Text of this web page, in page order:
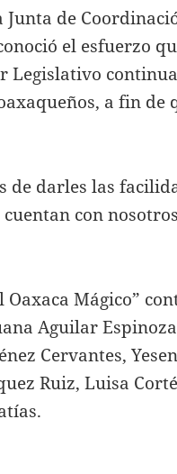
de
el esfuerzo
Legislativo
a fin
de darles las
con
Oaxaca Mágico”
Aguilar
Cervantes,
Ruiz, Luisa